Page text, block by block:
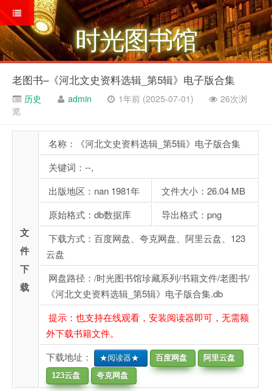
时光图书馆
老图书–《河北文史资料选辑_第5辑》电子版合集
历史 admin 1年前 (2025-07-01)
26次浏
览
文
件
下
载
名称：《河北文史资料选辑_第5辑》电子版合集
关键词：--,
出版地区：nan 1981年
文件大小：26.04 MB
原始格式：db数据库
导出格式：png
下载方式：百度网盘、夸克网盘、阿里云盘、123
云盘
网盘路径：/时光图书馆珍藏系列/书籍文件/老图书/
《河北文史资料选辑_第5辑》电子版合集.db
提示：也支持在线观看，安装阅读器即可，无需额
外下载书籍文件。
下载地址：
★阅读器★ 百度网盘
阿里云盘
123云盘
夸克网盘